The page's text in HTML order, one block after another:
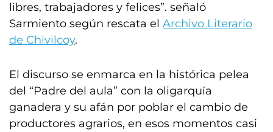
libres, trabajadores y felices”. señaló
Sarmiento según rescata el Archivo Literario
de Chivilcoy.
El discurso se enmarca en la histórica pelea
del “Padre del aula” con la oligarquía
ganadera y su afán por poblar el cambio de
productores agrarios, en esos momentos casi